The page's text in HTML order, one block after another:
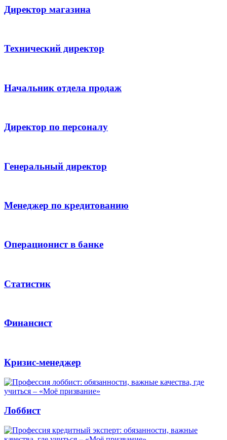
Директор магазина
Технический директор
Начальник отдела продаж
Директор по персоналу
Генеральный директор
Менеджер по кредитованию
Операционист в банке
Статистик
Финансист
Кризис-менеджер
Лоббист